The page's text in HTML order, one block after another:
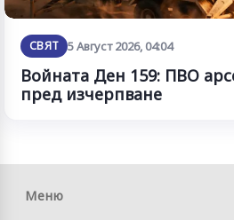
СВЯТ 5 Август 2026, 04:04
Войната Ден 159: ПВО
пред изчерпване
Меню